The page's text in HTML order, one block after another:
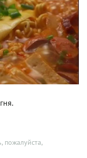
пожалуйста,